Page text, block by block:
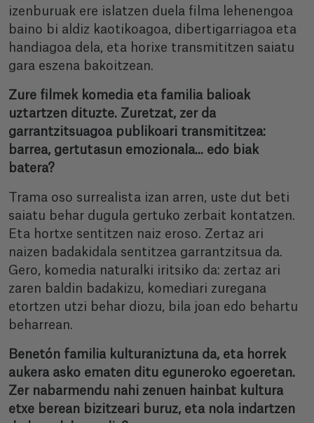
izenburuak ere islatzen duela filma lehenengoa
baino bi aldiz kaotikoagoa, dibertigarriagoa eta
handiagoa dela, eta horixe transmititzen saiatu
gara eszena bakoitzean.
Zure filmek komedia eta familia balioak
uztartzen dituzte. Zuretzat, zer da
garrantzitsuagoa publikoari transmititzea:
barrea, gertutasun emozionala... edo biak
batera?
Trama oso surrealista izan arren, uste dut beti
saiatu behar dugula gertuko zerbait kontatzen.
Eta hortxe sentitzen naiz eroso. Zertaz ari
naizen badakidala sentitzea garrantzitsua da.
Gero, komedia naturalki iritsiko da: zertaz ari
zaren baldin badakizu, komediari zuregana
etortzen utzi behar diozu, bila joan edo behartu
beharrean.
Benetón familia kulturaniztuna da, eta horrek
aukera asko ematen ditu eguneroko egoeretan.
Zer nabarmendu nahi zenuen hainbat kultura
etxe berean bizitzeari buruz, eta nola indartzen